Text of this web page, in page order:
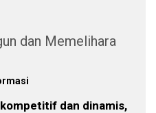
dan Memelihara
dan dinamis,